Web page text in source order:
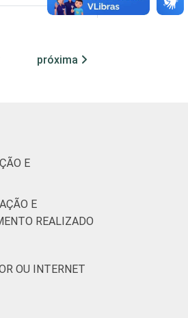
-
o uso das
próxima
E
E
REALIZADO
OU INTERNET